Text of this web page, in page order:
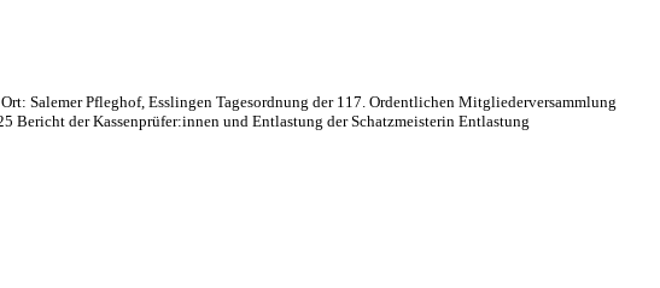
Salemer Pfleghof, Esslingen Tagesordnung der 117. Ordentlichen Mitgliederversammlung
Bericht der Kassenprüfer:innen und Entlastung der Schatzmeisterin Entlastung